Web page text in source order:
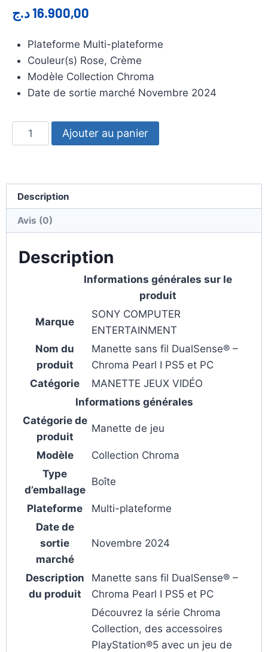
16.900,00د.ج
Plateforme Multi-plateforme
Couleur(s) Rose, Crème
Modèle Collection Chroma
Date de sortie marché Novembre 2024
Ajouter au panier
Description
Avis (0)
Description
Informations générales sur le
produit
Marque
SONY COMPUTER
ENTERTAINMENT
Nom du
produit
Manette sans fil DualSense® –
Chroma Pearl I PS5 et PC
Catégorie
MANETTE JEUX VIDÉO
Informations générales
Catégorie de
produit
Manette de jeu
Modèle
Collection Chroma
Type
d’emballage
Boîte
Plateforme
Multi-plateforme
Date de
sortie
marché
Novembre 2024
Description
du produit
Manette sans fil DualSense® –
Chroma Pearl I PS5 et PC
Découvrez la série Chroma
Collection, des accessoires
PlayStation®5 avec un jeu de